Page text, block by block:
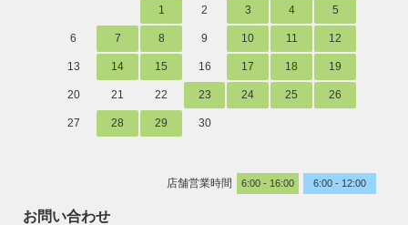
1 2 3 4 5
6 7 8 9 10 11 12
13 14 15 16 17 18 19
20 21 22 23 24 25 26
27 28 29 30
店舗営業時間 6:00 - 16:00 6:00 - 12:00
お問い合わせ